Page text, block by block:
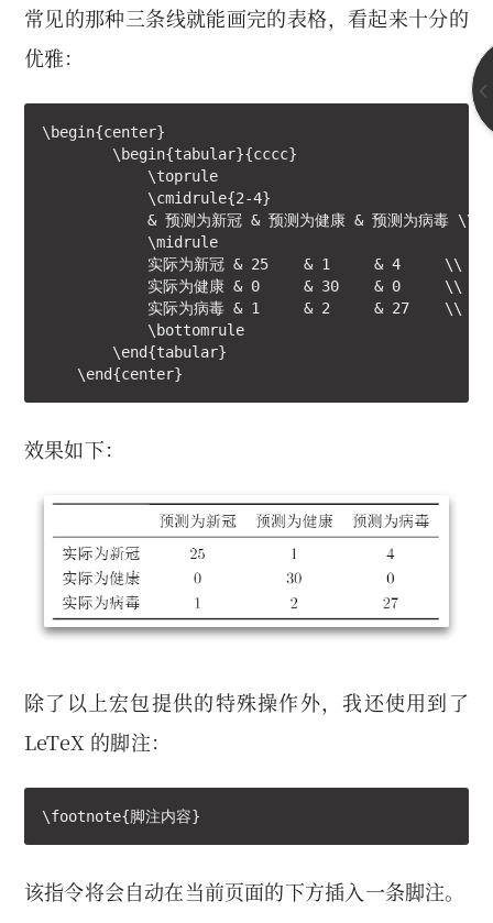
常见的那种三条线就能画完的表格，看起来十分的
优雅：
\begin{center}
        \begin{tabular}{cccc}
            \toprule
            \cmidrule{2-4}
            & 预测为新冠 & 预测为健康 & 预测为病毒 \\
            \midrule
            实际为新冠 & 25    & 1     & 4     \\
            实际为健康 & 0     & 30    & 0     \\
            实际为病毒 & 1     & 2     & 27    \\
            \bottomrule
        \end{tabular}
    \end{center}
效果如下：
除了以上宏包提供的特殊操作外，我还使用到了
LeTeX 的脚注：
\footnote{脚注内容}
该指令将会自动在当前页面的下方插入一条脚注。